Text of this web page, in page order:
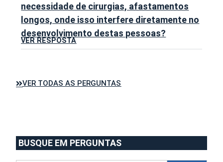
necessidade de cirurgias, afastamentos
longos, onde isso interfere diretamente no
desenvolvimento destas pessoas?
VER RESPOSTA
VER TODAS AS PERGUNTAS
BUSQUE EM PERGUNTAS